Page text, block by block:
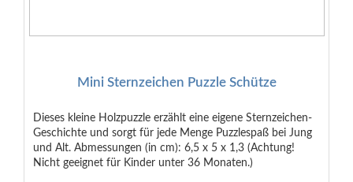
Mini Sternzeichen Puzzle Schütze
Dieses kleine Holzpuzzle erzählt eine eigene Sternzeichen-
Geschichte und sorgt für jede Menge Puzzlespaß bei Jung
und Alt. Abmessungen (in cm): 6,5 x 5 x 1,3 (Achtung!
Nicht geeignet für Kinder unter 36 Monaten.)